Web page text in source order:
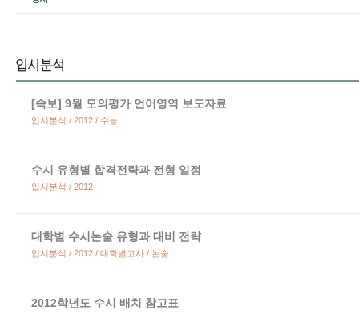
[속보] 9월 모의평가 언어영역 보도자료
입시분석 / 2012 / 수능
수시 유형별 합격전략과 전형 일정
입시분석 / 2012
대학별 수시논술 유형과 대비 전략
입시분석 / 2012 / 대학별고사 / 논술
2012학년도 수시 배치 참고표